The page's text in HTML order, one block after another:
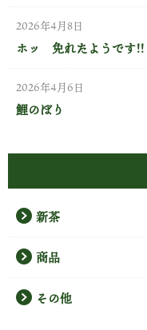
ホッ 免れたようです!!
2026年4月8日
鯉のぼり
2026年4月6日
新茶
商品
その他